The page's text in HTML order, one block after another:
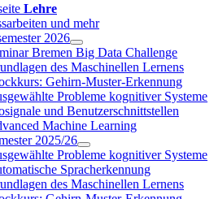
Lehre
und mehr
2026
Bremen Big Data Challenge
des Maschinellen Lernens
Gehirn-Muster-Erkennung
Probleme kognitiver Systeme
und Benutzerschnittstellen
Machine Learning
2025/26
Probleme kognitiver Systeme
Spracherkennung
des Maschinellen Lernens